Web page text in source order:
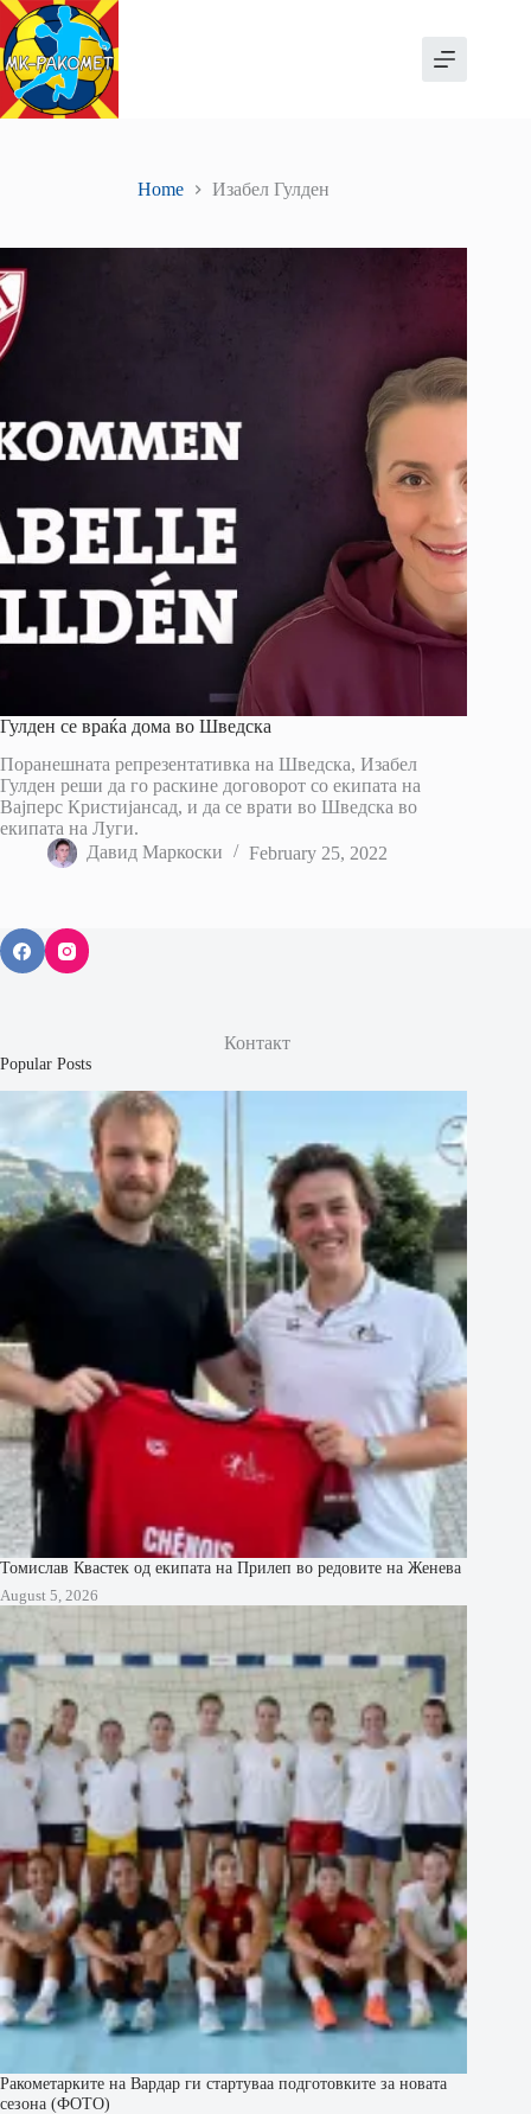
Skip
to
content
Home Изабел Гулден
Гулден се враќа дома во Шведска
Поранешната репрезентативка на Шведска, Изабел
Гулден реши да го раскине договорот со екипата на
Вајперс Кристијансад, и да се врати во Шведска во
екипата на Луги.
Давид Маркоски
February 25, 2022
Контакт
Popular Posts
Томислав Квастек од екипата на Прилеп во редовите на Женева
August 5, 2026
Ракометарките на Вардар ги стартуваа подготовките за новата
сезона (ФОТО)